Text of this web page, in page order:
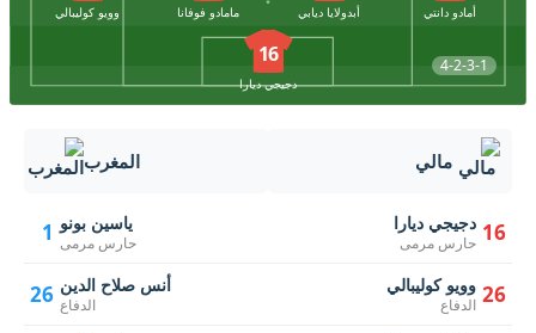
4-2-3-1
أمادو دانتي أبدولايا ديابي مامادو فوفانا وويو كوليبالي
16
دجيجي ديارا
المغرب
1 ياسين بونو
حارس مرمى
26 أنس صلاح الدين
الدفاع
مالي
16 دجيجي ديارا
حارس مرمى
26 وويو كوليبالي
الدفاع